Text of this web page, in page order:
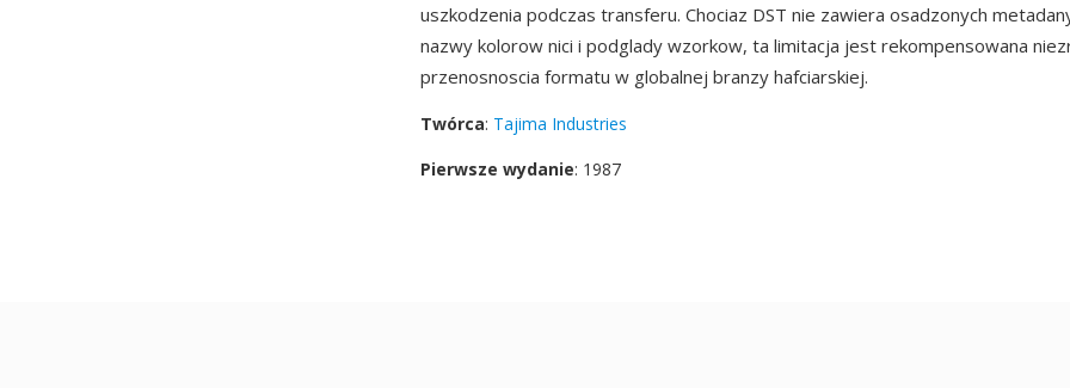
uszkodzenia podczas transferu. Chociaz DST nie zawiera osadzonych
nazwy kolorow nici i podglady wzorkow, ta limitacja jest rekompensowana
przenosnoscia formatu w globalnej branzy hafciarskiej.
Twórca: Tajima Industries
Pierwsze wydanie: 1987